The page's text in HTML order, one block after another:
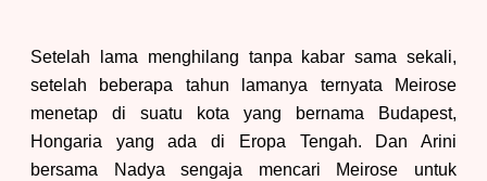
Setelah lama menghilang tanpa kabar sama sekali,
setelah beberapa tahun lamanya ternyata Meirose
menetap di suatu kota yang bernama Budapest,
Hongaria yang ada di
Eropa Tengah. Dan Arini
bersama Nadya sengaja mencari Meirose untuk